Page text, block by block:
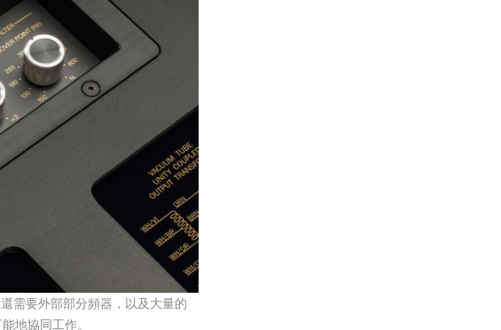
需要外部部分頻器，以及大量的
地協同工作。